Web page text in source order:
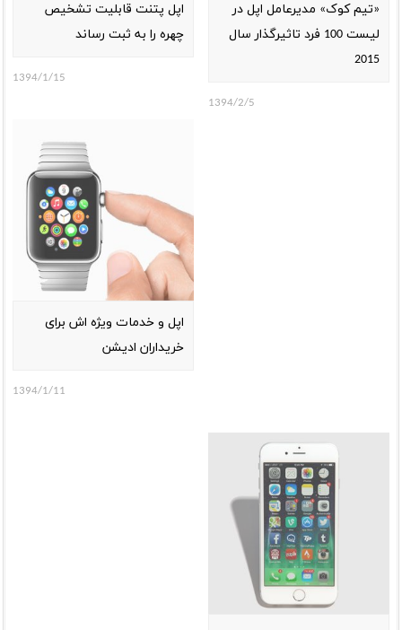
«تیم کوک» مدیرعامل اپل در
لیست 100 فرد تاثیرگذار سال
2015
1394/2/5
اپل پتنت قابلیت تشخیص
چهره را به ثبت رساند
1394/1/15
اپل و خدمات ویژه اش برای
خریداران ادیشن
1394/1/11